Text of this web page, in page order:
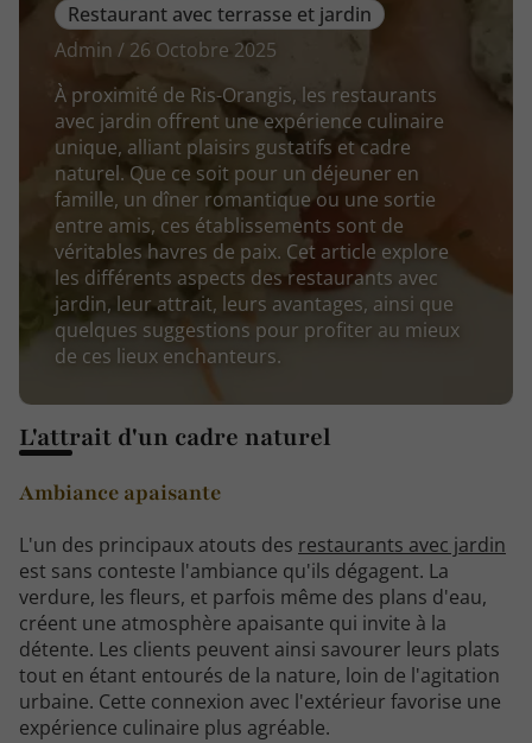
Restaurant avec terrasse et jardin
Admin / 26 Octobre 2025
À proximité de Ris-Orangis, les restaurants
avec jardin offrent une expérience culinaire
unique, alliant plaisirs gustatifs et cadre
naturel. Que ce soit pour un déjeuner en
famille, un dîner romantique ou une sortie
entre amis, ces établissements sont de
véritables havres de paix. Cet article explore
les différents aspects des restaurants avec
jardin, leur attrait, leurs avantages, ainsi que
quelques suggestions pour profiter au mieux
de ces lieux enchanteurs.
L'attrait d'un cadre naturel
Ambiance apaisante
L'un des principaux atouts des restaurants avec jardin
est sans conteste l'ambiance qu'ils dégagent. La
verdure, les fleurs, et parfois même des plans d'eau,
créent une atmosphère apaisante qui invite à la
détente. Les clients peuvent ainsi savourer leurs plats
tout en étant entourés de la nature, loin de l'agitation
urbaine. Cette connexion avec l'extérieur favorise une
expérience culinaire plus agréable.